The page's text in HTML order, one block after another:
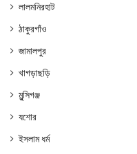
লালমনিরহাট
ঠাকুরগাঁও
জামালপুর
খাগড়াছড়ি
মুন্সিগঞ্জ
যশোর
ইসলাম ধর্ম